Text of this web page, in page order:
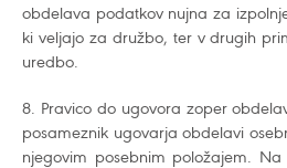
obdelava podatkov nujna za
ki veljajo za družbo, ter v drugih
uredbo.
8. Pravico do ugovora zoper
posameznik ugovarja obdelavi
njegovim posebnim položajem.